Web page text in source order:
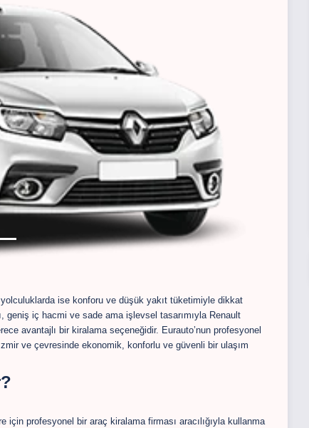
ise konforu ve düşük yakıt tüketimiyle dikkat
geniş iç hacmi ve sade ama işlevsel tasarımıyla Renault
avantajlı bir kiralama seçeneğidir. Eurauto’nun profesyonel
ve çevresinde ekonomik, konforlu ve güvenli bir ulaşım
profesyonel bir araç kiralama firması aracılığıyla kullanma